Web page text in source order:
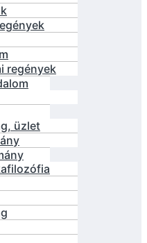
regények
üzlet